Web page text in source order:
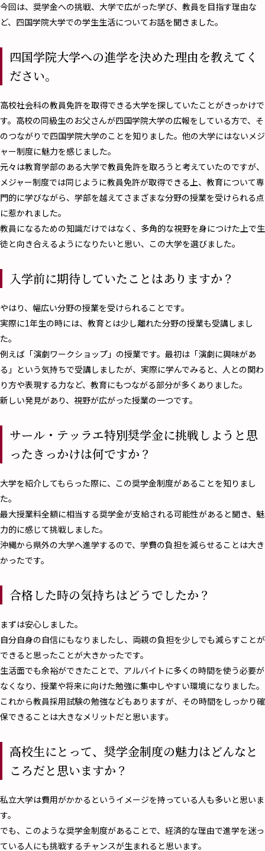
今回は、奨学金への挑戦、大学で広がった学び、教員を目指す理由な
ど、四国学院大学での学生生活についてお話を聞きました。
四国学院大学への進学を決めた理由を教えてく
ださい。
高校社会科の教員免許を取得できる大学を探していたことがきっかけで
す。高校の同級生のお父さんが四国学院大学の広報をしている方で、そ
のつながりで四国学院大学のことを知りました。他の大学にはないメジ
ャー制度に魅力を感じました。
元々は教育学部のある大学で教員免許を取ろうと考えていたのですが、
メジャー制度では同じように教員免許が取得できる上、教育について専
門的に学びながら、学部を越えてさまざまな分野の授業を受けられる点
に惹かれました。
教員になるための知識だけではなく、多角的な視野を身につけた上で生
徒と向き合えるようになりたいと思い、この大学を選びました。
入学前に期待していたことはありますか？
やはり、幅広い分野の授業を受けられることです。
実際に1年生の時には、教育とは少し離れた分野の授業も受講しまし
た。
例えば「演劇ワークショップ」の授業です。最初は「演劇に興味があ
る」という気持ちで受講しましたが、実際に学んでみると、人との関わ
り方や表現する力など、教育にもつながる部分が多くありました。
新しい発見があり、視野が広がった授業の一つです。
サール・テッラエ特別奨学金に挑戦しようと思
ったきっかけは何ですか？
大学を紹介してもらった際に、この奨学金制度があることを知りまし
た。
最大授業料全額に相当する奨学金が支給される可能性があると聞き、魅
力的に感じて挑戦しました。
沖縄から県外の大学へ進学するので、学費の負担を減らせることは大き
かったです。
合格した時の気持ちはどうでしたか？
まずは安心しました。
自分自身の自信にもなりましたし、両親の負担を少しでも減らすことが
できると思ったことが大きかったです。
生活面でも余裕ができたことで、アルバイトに多くの時間を使う必要が
なくなり、授業や将来に向けた勉強に集中しやすい環境になりました。
これから教員採用試験の勉強などもありますが、その時間をしっかり確
保できることは大きなメリットだと思います。
高校生にとって、奨学金制度の魅力はどんなと
ころだと思いますか？
私立大学は費用がかかるというイメージを持っている人も多いと思いま
す。
でも、このような奨学金制度があることで、経済的な理由で進学を迷っ
ている人にも挑戦するチャンスが生まれると思います。